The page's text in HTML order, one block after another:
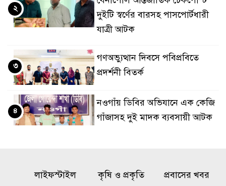
দুইটি স্বর্ণের বারসহ পাসপোর্টধারী
যাত্রী আটক
২
গণঅভ্যুত্থান দিবসে পবিপ্রবিতে
প্রদর্শনী বিতর্ক
৩
নওগাঁয় ডিবির অভিযানে এক কেজি
গাঁজাসহ দুই মাদক ব্যবসায়ী আটক
৪
লাইফস্টাইল কৃষি ও প্রকৃতি
প্রবাসের খবর